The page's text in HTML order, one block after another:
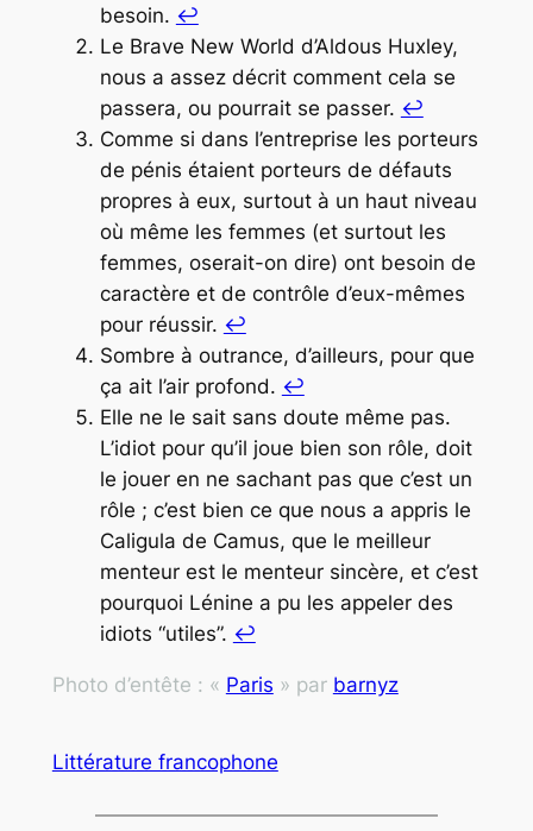
besoin. ↩︎
Le Brave New World d’Aldous Huxley,
nous a assez décrit comment cela se
passera, ou pourrait se passer. ↩︎
Comme si dans l’entreprise les porteurs
de pénis étaient porteurs de défauts
propres à eux, surtout à un haut niveau
où même les femmes (et surtout les
femmes, oserait-on dire) ont besoin de
caractère et de contrôle d’eux-mêmes
pour réussir. ↩︎
Sombre à outrance, d’ailleurs, pour que
ça ait l’air profond. ↩︎
Elle ne le sait sans doute même pas.
L’idiot pour qu’il joue bien son rôle, doit
le jouer en ne sachant pas que c’est un
rôle ; c’est bien ce que nous a appris le
Caligula de Camus, que le meilleur
menteur est le menteur sincère, et c’est
pourquoi Lénine a pu les appeler des
idiots “utiles”. ↩︎
Photo d’entête : « Paris » par barnyz
Littérature francophone